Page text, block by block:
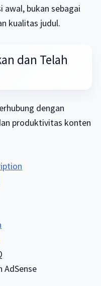
awal, bukan sebagai
kualitas judul.
dan Telah
dengan
produktivitas konten
AdSense